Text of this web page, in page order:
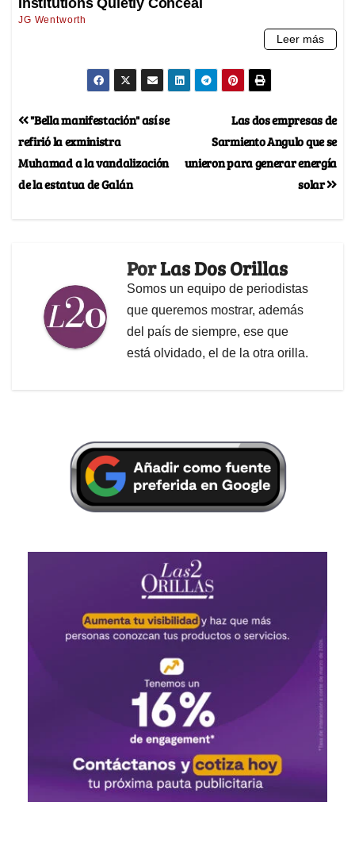
Las dos empresas de
Sarmiento Angulo que se
unieron para generar energía
solar
"Bella manifestación" así se
refirió la exministra
Muhamad a la vandalización
de la estatua de Galán
PorLas Dos Orillas
Somos un equipo de periodistas
que queremos mostrar, además
del país de siempre, ese que
está olvidado, el de la otra orilla.